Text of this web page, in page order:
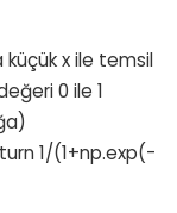
x ile temsil
0 ile 1
1/(1+np.exp(-